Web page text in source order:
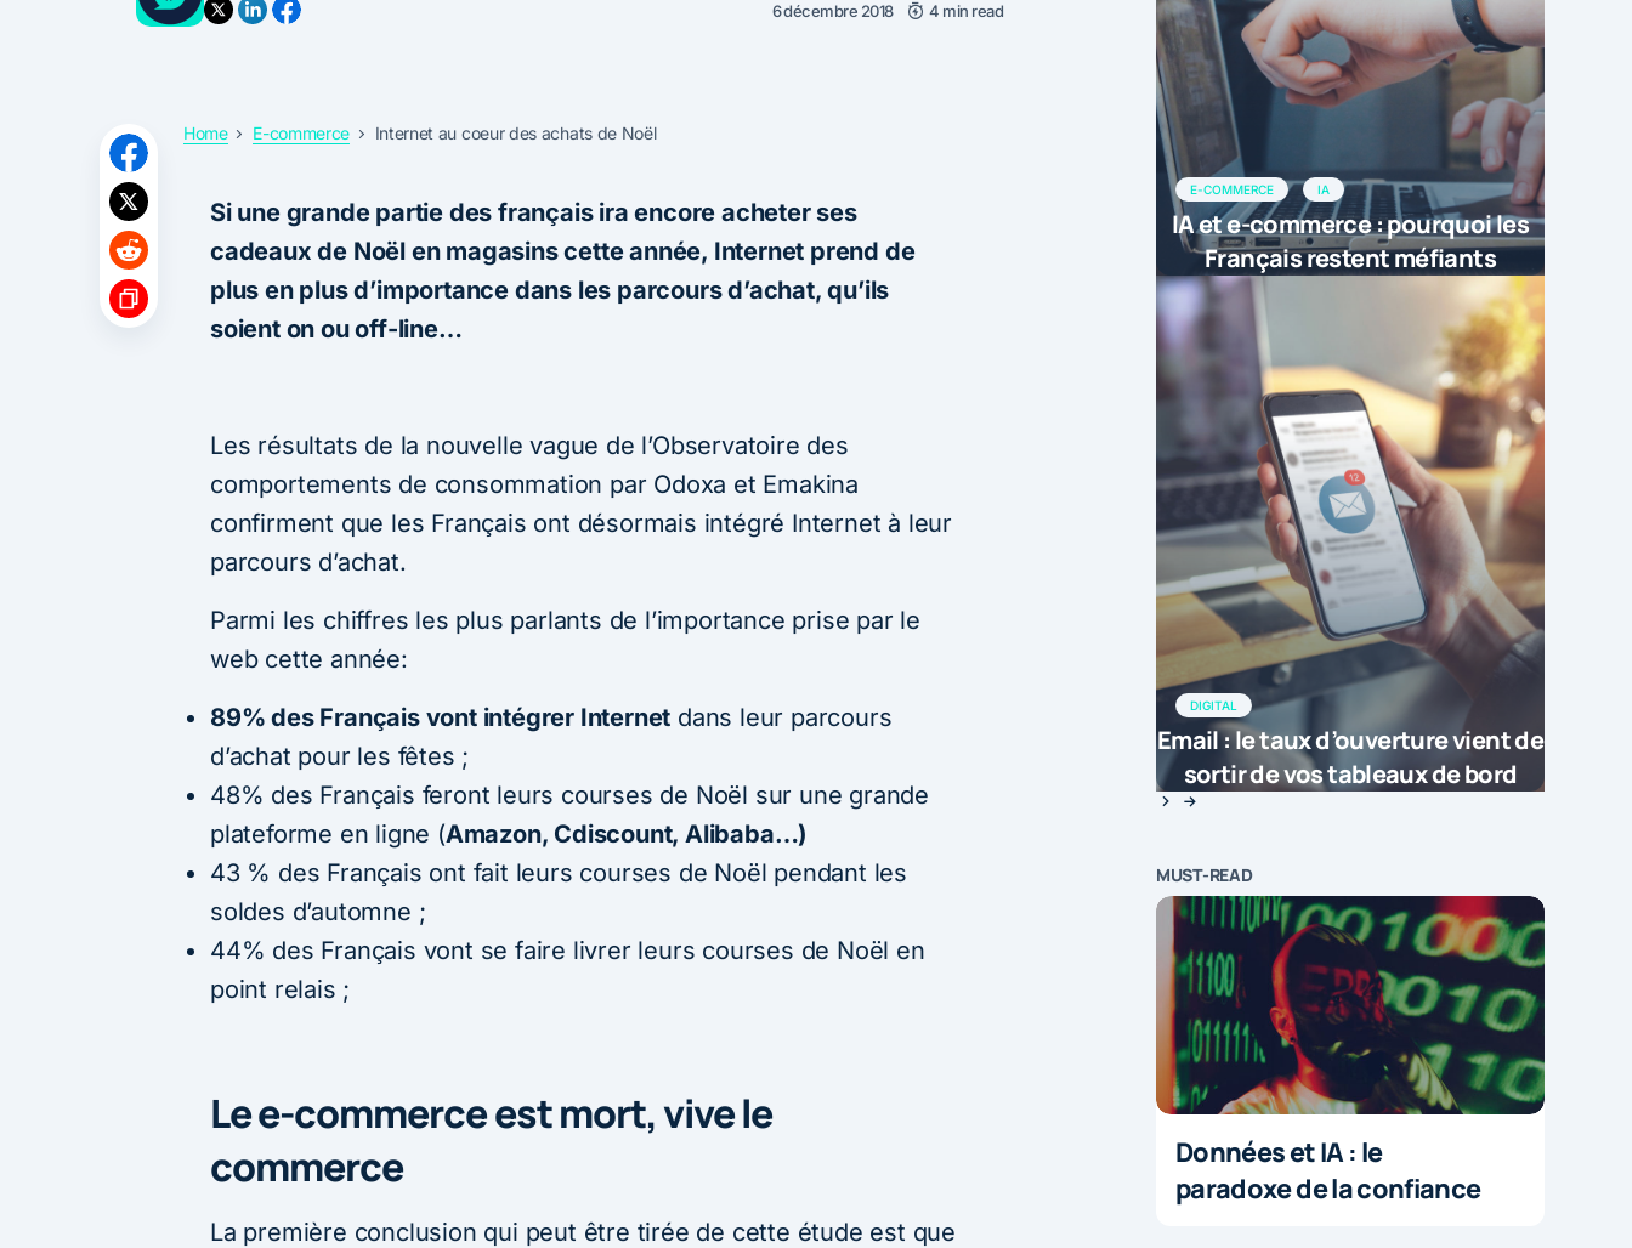
6 décembre 2018 4 min read
Home E-commerce Internet au coeur des achats de Noël
Si une grande partie des français ira encore acheter ses
cadeaux de Noël en magasins cette année, Internet prend de
plus en plus d’importance dans les parcours d’achat, qu’ils
soient on ou off-line…
Les résultats de la nouvelle vague de l’Observatoire des
comportements de consommation par Odoxa et Emakina
confirment que les Français ont désormais intégré Internet à leur
parcours d’achat.
Parmi les chiffres les plus parlants de l’importance prise par le
web cette année:
89% des Français vont intégrer Internet dans leur parcours
d’achat pour les fêtes ;
48% des Français feront leurs courses de Noël sur une grande
plateforme en ligne (Amazon, Cdiscount, Alibaba…)
43 % des Français ont fait leurs courses de Noël pendant les
soldes d’automne ;
44% des Français vont se faire livrer leurs courses de Noël en
point relais ;
Le e-commerce est mort, vive le
commerce
La première conclusion qui peut être tirée de cette étude est que
E-COMMERCE IA
IA et e-commerce : pourquoi les
Français restent méfiants
DIGITAL
Email : le taux d’ouverture vient de
sortir de vos tableaux de bord
MUST-READ
Données et IA : le
paradoxe de la confiance